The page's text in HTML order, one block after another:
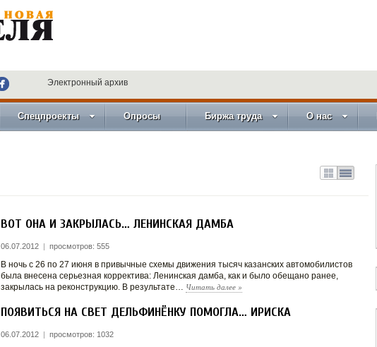
Электронный архив
Спецпроекты Опросы Биржа труда О нас
ВОТ ОНА И ЗАКРЫЛАСЬ… ЛЕНИНСКАЯ ДАМБА
06.07.2012 | просмотров: 555
В ночь с 26 по 27 июня в привычные схемы движения тысяч казанских автомобилистов
была внесена серьезная корректива: Ленинская дамба, как и было обещано ранее,
закрылась на реконструкцию. В результате… Читать далее »
ПОЯВИТЬСЯ НА СВЕТ ДЕЛЬФИНЁНКУ ПОМОГЛА… ИРИСКА
06.07.2012 | просмотров: 1032